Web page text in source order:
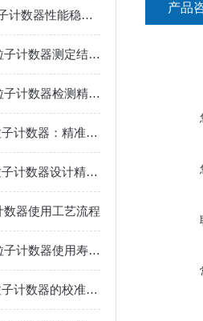
2.83L激光尘埃粒子计数器性能稳定,功能*
手持式激光尘埃粒子计数器测定结果偏差的成因剖析
手持式激光尘埃粒子计数器检测精度高、功能操作简单明了
CLJ-E激光尘埃粒子计数器：精准高效的空气洁净度守护者
CLJ-E激光尘埃粒子计数器设计精巧体现在哪些方面
器使用工艺流程
延长大流量尘埃粒子计数器使用寿命的策略有哪些？
CLJ-E激光尘埃粒子计数器的校准与维护
产品